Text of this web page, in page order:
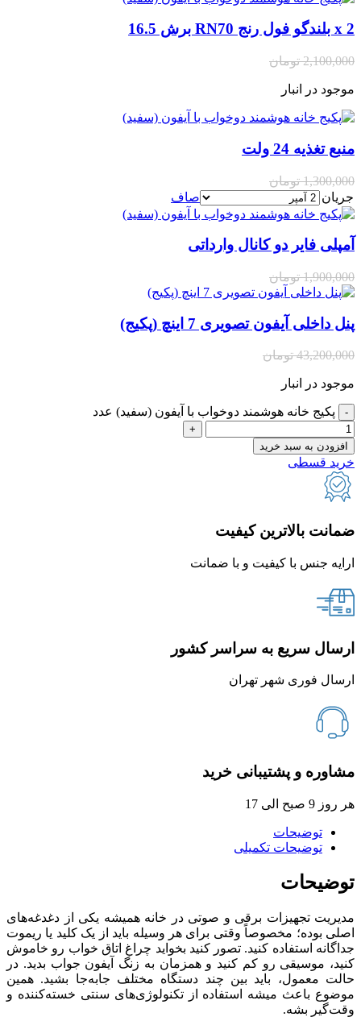
2 x بلندگو فول رنج RN70 برش 16.5
2,100,000 تومان
موجود در انبار
منبع تغذیه 24 ولت
1,300,000 تومان
جریان
صاف
آمپلی فایر دو کانال وارداتی
1,900,000 تومان
پنل داخلی آیفون تصویری 7 اینچ (پکیج)
43,200,000 تومان
موجود در انبار
پکیج خانه هوشمند دوخواب با آیفون (سفید) عدد
افزودن به سبد خرید
خرید قسطی
ضمانت بالاترین کیفیت
ارایه جنس با کیفیت و با ضمانت
ارسال سریع به سراسر کشور
ارسال فوری شهر تهران
مشاوره و پشتیبانی خرید
هر روز 9 صبح الی 17
توضیحات
توضیحات تکمیلی
توضیحات
مدیریت تجهیزات برقی و صوتی در خانه همیشه یکی از دغدغه‌های
اصلی بوده؛ مخصوصاً وقتی برای هر وسیله باید از یک کلید یا ریموت
جداگانه استفاده کنید. تصور کنید بخواید چراغ اتاق خواب رو خاموش
کنید، موسیقی رو کم کنید و همزمان به زنگ آیفون جواب بدید. در
حالت معمول، باید بین چند دستگاه مختلف جابه‌جا بشید. همین
موضوع باعث میشه استفاده از تکنولوژی‌های سنتی خسته‌کننده و
وقت‌گیر بشه.